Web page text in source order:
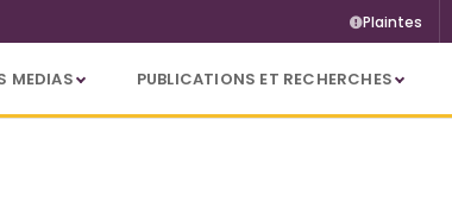
Plaintes
MEDIAS PUBLICATIONS ET RECHERCHES